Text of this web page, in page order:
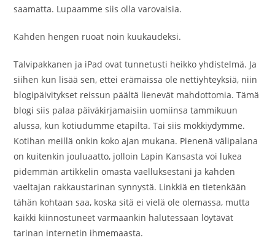
saamatta. Lupaamme siis olla varovaisia.
Kahden hengen ruoat noin kuukaudeksi.
Talvipakkanen ja iPad ovat tunnetusti heikko yhdistelmä. Ja
siihen kun lisää sen, ettei erämaissa ole nettiyhteyksiä, niin
blogipäivitykset reissun päältä lienevät mahdottomia. Tämä
blogi siis palaa päiväkirjamaisiin uomiinsa tammikuun
alussa, kun kotiudumme etapilta. Tai siis mökkiydymme.
Kotihan meillä onkin koko ajan mukana. Pienenä välipalana
on kuitenkin jouluaatto, jolloin Lapin Kansasta voi lukea
pidemmän artikkelin omasta vaelluksestani ja kahden
vaeltajan rakkaustarinan synnystä. Linkkiä en tietenkään
tähän kohtaan saa, koska sitä ei vielä ole olemassa, mutta
kaikki kiinnostuneet varmaankin halutessaan löytävät
tarinan internetin ihmemaasta.